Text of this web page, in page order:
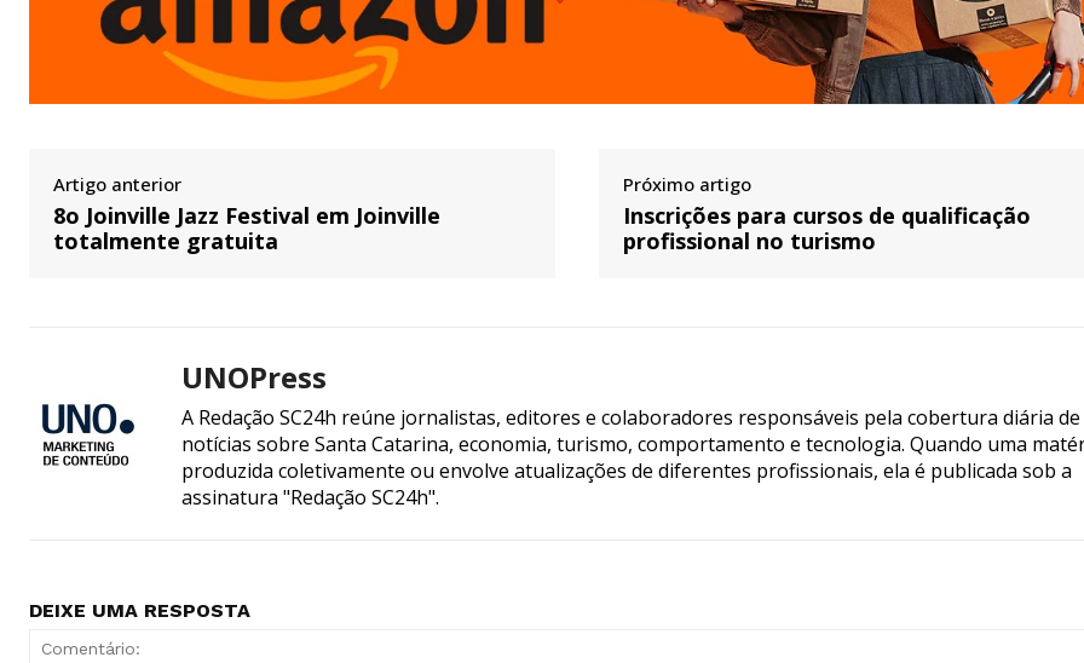
Artigo anterior
8o Joinville Jazz Festival em Joinville
totalmente gratuita
Próximo artigo
Inscrições para cursos de qualificação
profissional no turismo
UNOPress
A Redação SC24h reúne jornalistas, editores e colaboradores responsáveis pela cobertura diária de
notícias sobre Santa Catarina, economia, turismo, comportamento e tecnologia. Quando uma
produzida coletivamente ou envolve atualizações de diferentes profissionais, ela é publicada sob a
assinatura "Redação SC24h".
DEIXE UMA RESPOSTA